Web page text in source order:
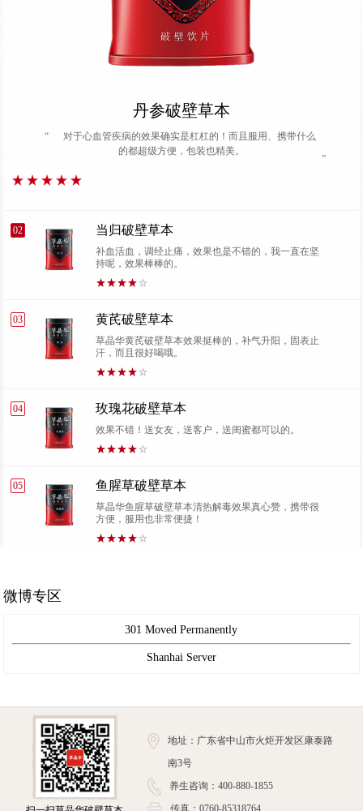
丹参破壁草本
“
对于心血管疾病的效果确实是杠杠的！而且服用、携带什么
的都超级方便，包装也精美。
”
02 当归破壁草本
补血活血，调经止痛，效果也是不错的，我一直在坚
持呢，效果棒棒的。
03 黄芪破壁草本
草晶华黄芪破壁草本效果挺棒的，补气升阳，固表止
汗，而且很好喝哦。
04 玫瑰花破壁草本
效果不错！送女友，送客户，送闺蜜都可以的。
05 鱼腥草破壁草本
草晶华鱼腥草破壁草本清热解毒效果真心赞，携带很
方便，服用也非常便捷！
微博专区
301 Moved Permanently
Shanhai Server
地址：广东省中山市火炬开发区康泰路
南3号
养生咨询：400-880-1855
传真：0760-85318764